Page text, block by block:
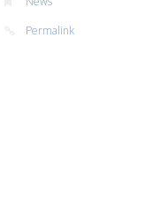
Permalink